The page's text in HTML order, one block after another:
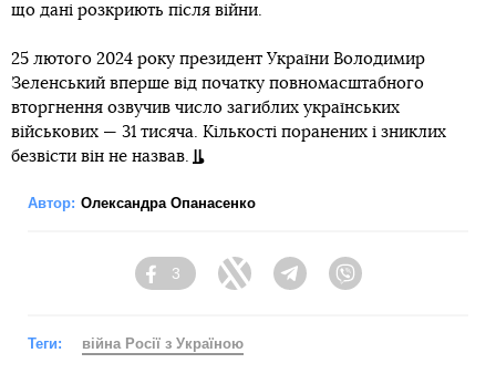
що дані розкриють після війни.
25 лютого 2024 року президент України Володимир
Зеленський вперше від початку повномасштабного
вторгнення озвучив число загиблих українських
військових — 31 тисяча. Кількості поранених і зниклих
безвісти він не назвав.
Автор: Олександра Опанасенко
Facebook
3
Twitter TelegramViber
Теги: війна Росії з Україною